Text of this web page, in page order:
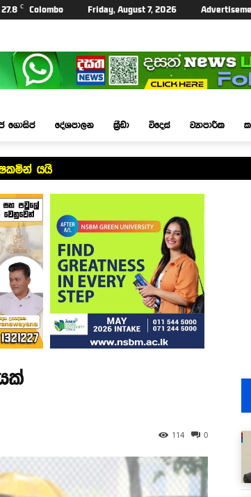
27.8 C Colombo Friday, August 7, 2026
ගොසිප් දේශපාලන ක්‍රීඩා විදෙස් ව්‍යාපාරික
යයි
0
114